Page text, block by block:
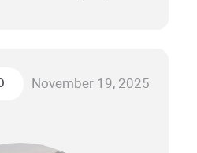
November 19, 2025